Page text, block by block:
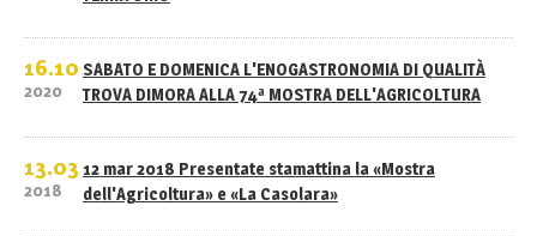
16.10
2020
SABATO E DOMENICA L'ENOGASTRONOMIA DI QUALITÀ
TROVA DIMORA ALLA 74ª MOSTRA DELL'AGRICOLTURA
13.03
2018
12 mar 2018 Presentate stamattina la «Mostra
dell'Agricoltura» e «La Casolara»